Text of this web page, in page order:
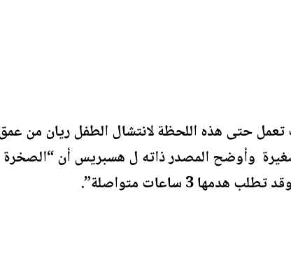
تعمل حتى هذه اللحظة لانتشال الطفل ريان من
وأوضح المصدر ذاته ل هسبريس أن
3 ساعات متواصلة”.